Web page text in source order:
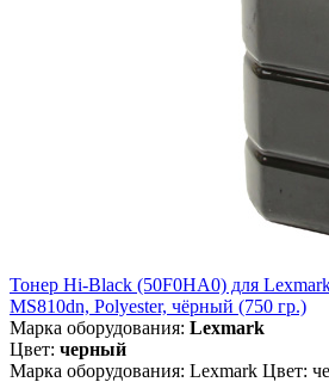
Тонер Hi-Black (50F0HA0) для
MS810dn, Polyester, чёрный (750 гр.)
Марка оборудования: Lexmark
Цвет: черный
Марка оборудования: Lexmark Цвет: